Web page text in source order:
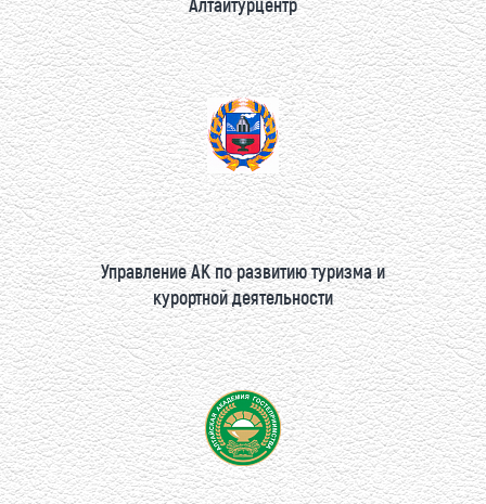
Управление АК по развитию туризма и
курортной деятельности